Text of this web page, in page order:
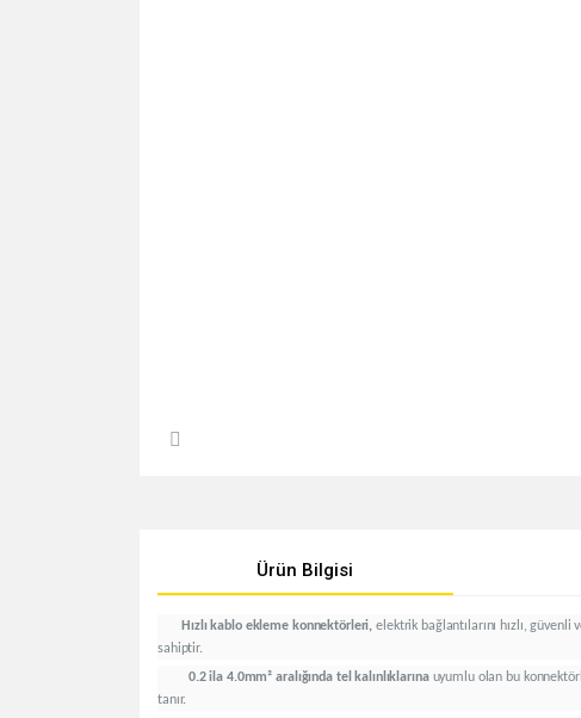
Ürün Bilgisi
Hızlı kablo ekleme konnektörleri, elektrik bağlantılarını hızlı,
sahiptir.
0.2 ila 4.0mm² aralığında tel kalınlıklarına uyumlu olan bu
tanır.